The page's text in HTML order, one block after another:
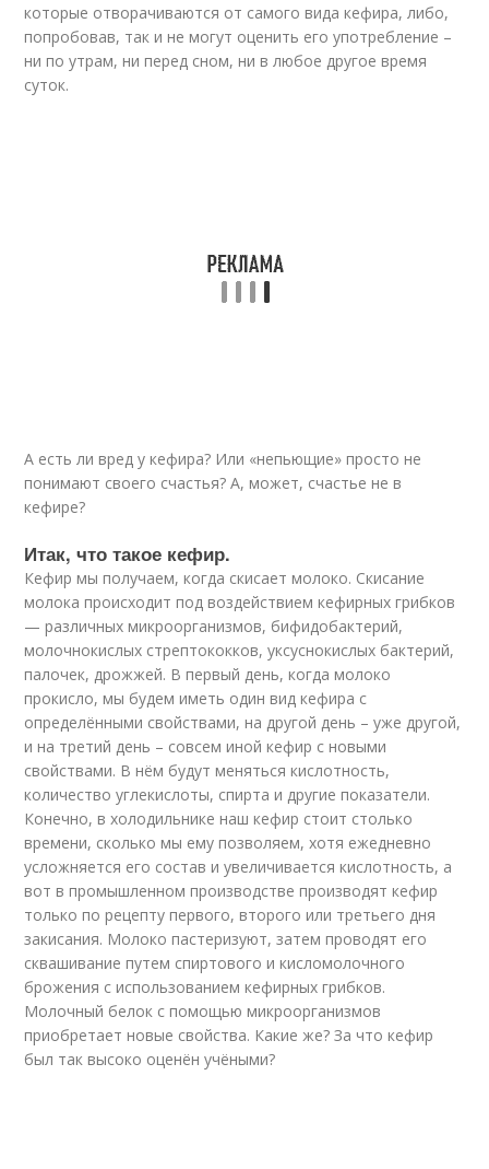
которые отворачиваются от самого вида кефира, либо,
попробовав, так и не могут оценить его употребление –
ни по утрам, ни перед сном, ни в любое другое время
суток.
А есть ли вред у кефира? Или «непьющие» просто не
понимают своего счастья? А, может, счастье не в
кефире?
Итак, что такое кефир.
Кефир мы получаем, когда скисает молоко. Скисание
молока происходит под воздействием кефирных грибков
— различных микроорганизмов, бифидобактерий,
молочнокислых стрептококков, уксуснокислых бактерий,
палочек, дрожжей. В первый день, когда молоко
прокисло, мы будем иметь один вид кефира с
определёнными свойствами, на другой день – уже другой,
и на третий день – совсем иной кефир с новыми
свойствами. В нём будут меняться кислотность,
количество углекислоты, спирта и другие показатели.
Конечно, в холодильнике наш кефир стоит столько
времени, сколько мы ему позволяем, хотя ежедневно
усложняется его состав и увеличивается кислотность, а
вот в промышленном производстве производят кефир
только по рецепту первого, второго или третьего дня
закисания. Молоко пастеризуют, затем проводят его
сквашивание путем спиртового и кисломолочного
брожения с использованием кефирных грибков.
Молочный белок с помощью микроорганизмов
приобретает новые свойства. Какие же? За что кефир
был так высоко оценён учёными?